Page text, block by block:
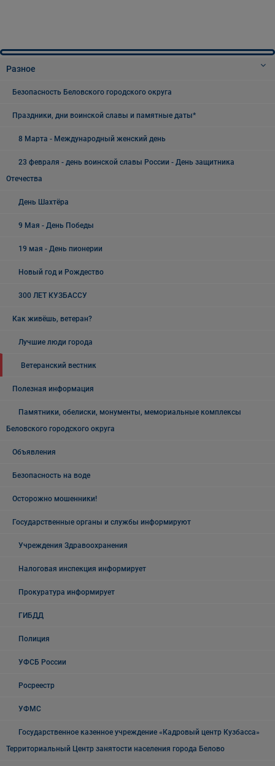
Разное
Безопасность Беловского городского округа
Праздники, дни воинской славы и памятные даты*
8 Марта - Международный женский день
23 февраля - день воинской славы России - День защитника
Отечества
День Шахтёра
9 Мая - День Победы
19 мая - День пионерии
Новый год и Рождество
300 ЛЕТ КУЗБАССУ
Как живёшь, ветеран?
Лучшие люди города
Ветеранский вестник
Полезная информация
Памятники, обелиски, монументы, мемориальные комплексы
Беловского городского округа
Объявления
Безопасность на воде
Осторожно мошенники!
Государственные органы и службы информируют
Учреждения Здравоохранения
Налоговая инспекция информирует
Прокуратура информирует
ГИБДД
Полиция
УФСБ России
Росреестр
УФМС
Государственное казенное учреждение «Кадровый центр Кузбасса»
Территориальный Центр занятости населения города Белово